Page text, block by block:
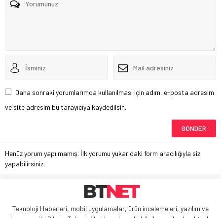
Daha sonraki yorumlarımda kullanılması için adım, e-posta adresim
ve site adresim bu tarayıcıya kaydedilsin.
Henüz yorum yapılmamış. İlk yorumu yukarıdaki form aracılığıyla siz
yapabilirsiniz.
Teknoloji Haberleri, mobil uygulamalar, ürün incelemeleri, yazılım ve